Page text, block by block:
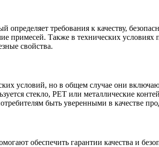
требования к качеству,
примесей. Также в технических
свойства.
условий, но в общем случае они
стекло, PET или металлические
быть уверенными в качестве
обеспечить гарантии качества и